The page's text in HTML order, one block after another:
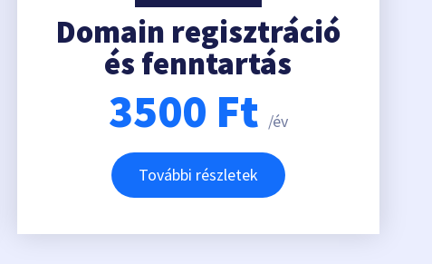
Domain regisztráció
és fenntartás
3500 Ft /év
További részletek